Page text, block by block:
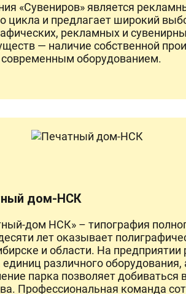
«Сувениров» является
цикла и предлагает широкий
рекламных и
— наличие собственной
оборудованием.
дом-НСК
дом НСК» – типография
лет оказывает
и области. На предприятии
единиц различного оборудования,
парка позволяет добиваться
Профессиональная команда